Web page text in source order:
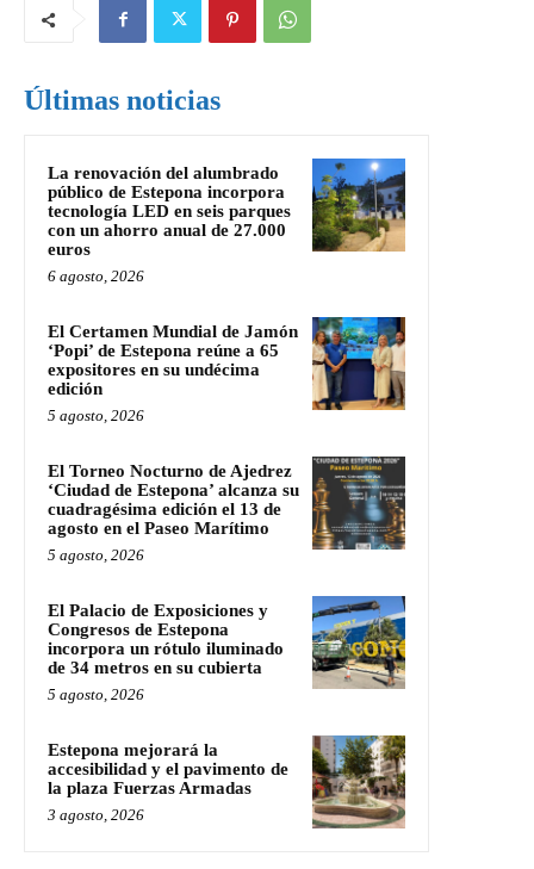
Últimas noticias
La renovación del alumbrado
público de Estepona incorpora
tecnología LED en seis parques
con un ahorro anual de 27.000
euros
6 agosto, 2026
El Certamen Mundial de Jamón
‘Popi’ de Estepona reúne a 65
expositores en su undécima
edición
5 agosto, 2026
El Torneo Nocturno de Ajedrez
‘Ciudad de Estepona’ alcanza su
cuadragésima edición el 13 de
agosto en el Paseo Marítimo
5 agosto, 2026
El Palacio de Exposiciones y
Congresos de Estepona
incorpora un rótulo iluminado
de 34 metros en su cubierta
5 agosto, 2026
Estepona mejorará la
accesibilidad y el pavimento de
la plaza Fuerzas Armadas
3 agosto, 2026